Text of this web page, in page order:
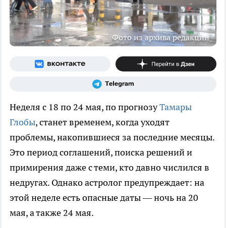
Фото из архива редакции
Неделя с 18 по 24 мая, по прогнозуТамары
Глобы, станет временем, когда уходят
проблемы, накопившиеся за последние месяцы.
Это период соглашений, поиска решений и
примирения даже с теми, кто давно числился в
недругах. Однако астролог предупреждает: на
этой неделе есть опасные даты — ночь на 20
мая, а также 24 мая.